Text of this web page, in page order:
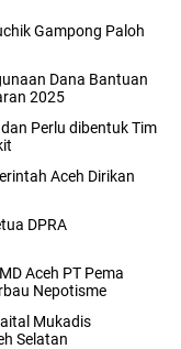
Gampong Paloh
Dana Bantuan
2025
Perlu dibentuk Tim
Aceh Dirikan
DPRA
Aceh PT Pema
Nepotisme
Mukadis
Selatan